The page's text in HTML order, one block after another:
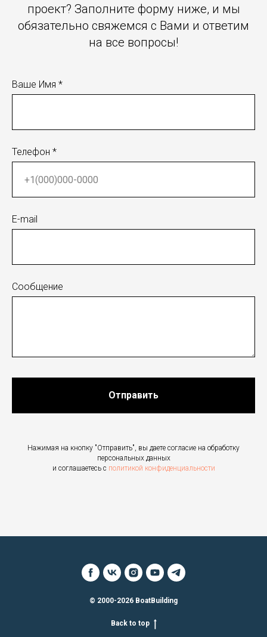
проект? Заполните форму ниже, и мы
обязательно свяжемся с Вами и ответим
на все вопросы!
Ваше Имя *
Телефон *
E-mail
Сообщение
Отправить
Нажимая на кнопку "Отправить", вы даете согласие на обработку
персональных данных
и соглашаетесь c политикой конфиденциальности
© 2000-2026 BoatBuilding
Back to top